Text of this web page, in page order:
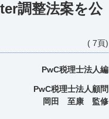
調整法案を公
( 7頁)
PwC税理士法人編
PwC税理士法人顧問
岡田 至康 監修